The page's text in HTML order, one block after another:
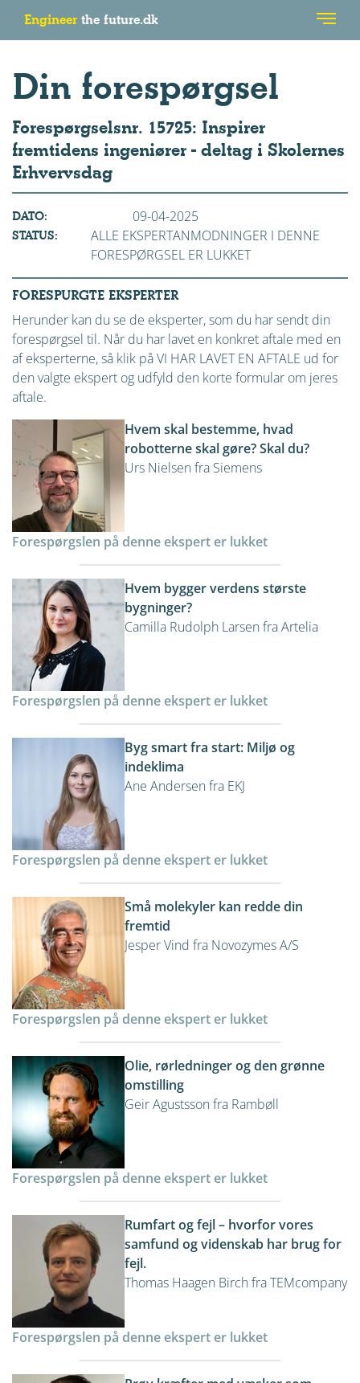
Engineer the future.dk
Din forespørgsel
Forespørgselsnr. 15725: Inspirer
fremtidens ingeniører - deltag i Skolernes
Erhvervsdag
DATO: 09-04-2025
STATUS:
ALLE EKSPERTANMODNINGER I DENNE
FORESPØRGSEL ER LUKKET
FORESPURGTE EKSPERTER
Herunder kan du se de eksperter, som du har sendt din
forespørgsel til. Når du har lavet en konkret aftale med en
af eksperterne, så klik på VI HAR LAVET EN AFTALE ud for
den valgte ekspert og udfyld den korte formular om jeres
aftale.
Hvem skal bestemme, hvad
robotterne skal gøre? Skal du?
Urs Nielsen fra Siemens
Forespørgslen på denne ekspert er lukket
Hvem bygger verdens største
bygninger?
Camilla Rudolph Larsen fra Artelia
Forespørgslen på denne ekspert er lukket
Byg smart fra start: Miljø og
indeklima
Ane Andersen fra EKJ
Forespørgslen på denne ekspert er lukket
Små molekyler kan redde din
fremtid
Jesper Vind fra Novozymes A/S
Forespørgslen på denne ekspert er lukket
Olie, rørledninger og den grønne
omstilling
Geir Agustsson fra Rambøll
Forespørgslen på denne ekspert er lukket
Rumfart og fejl – hvorfor vores
samfund og videnskab har brug for
fejl.
Thomas Haagen Birch fra TEMcompany
Forespørgslen på denne ekspert er lukket